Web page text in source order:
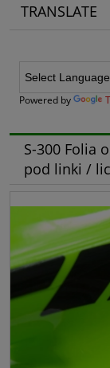
TRANSLATE
Powered by
S-300 Folia
pod linki /